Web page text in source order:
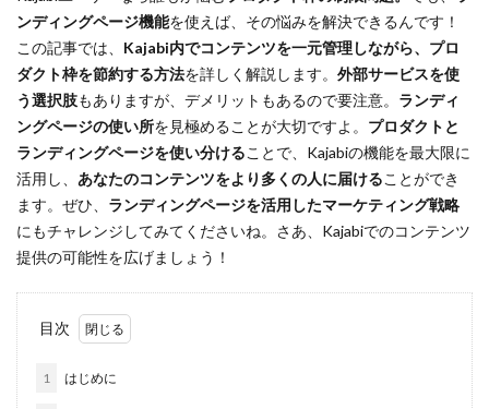
ンディングページ機能を使えば、その悩みを解決できるんです！
この記事では、 Kajabi内でコンテンツを一元管理しながら、プロ
ダクト枠を節約する方法を詳しく解説します。 外部サービスを使
う選択肢もありますが、デメリットもあるので要注意。 ランディ
ングページの使い所を見極めることが大切ですよ。 プロダクトと
ランディングページを使い分けることで、Kajabiの機能を最大限に
活用し、 あなたのコンテンツをより多くの人に届けることができ
ます。ぜひ、 ランディングページを活用したマーケティング戦略
にもチャレンジしてみてくださいね。さあ、Kajabiでのコンテンツ
提供の可能性を広げましょう！
目次
1 はじめに